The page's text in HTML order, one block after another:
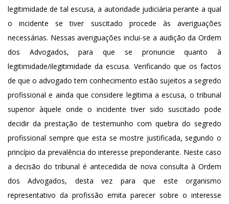
legitimidade de tal escusa, a autoridade judiciária perante a qual
o incidente se tiver suscitado procede às averiguações
necessárias. Nessas averiguações inclui-se a audição da Ordem
dos Advogados, para que se pronuncie quanto à
legitimidade/ilegitimidade da escusa. Verificando que os factos
de que o advogado tem conhecimento estão sujeitos a segredo
profissional e ainda que considere legitima a escusa, o tribunal
superior àquele onde o incidente tiver sido suscitado pode
decidir da prestação de testemunho com quebra do segredo
profissional sempre que esta se mostre justificada, segundo o
princípio da prevalência do interesse preponderante. Neste caso
a decisão do tribunal é antecedida de nova consulta à Ordem
dos Advogados, desta vez para que este organismo
representativo da profissão emita parecer sobre o interesse